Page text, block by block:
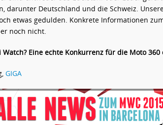
darunter Deutschland und die Schweiz.
etwas gedulden. Konkrete Informationen
noch nicht.
Eine echte Konkurrenz für die Moto 360
GIGA